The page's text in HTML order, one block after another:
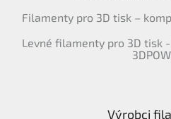
Filamenty pro 3D tisk –
Levné filamenty pro 3D tisk -
Výrobci